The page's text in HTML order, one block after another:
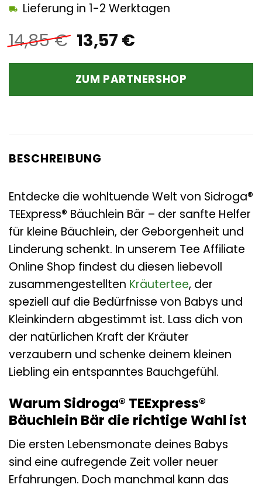
14,85€ Ursprünglicher
Preis
war:
14,85 €
13,57 €Aktueller
ist:
13,57 €.
Lieferung in 1-2 Werktagen
ZUM PARTNERSHOP
BESCHREIBUNG
Entdecke die wohltuende Welt von Sidroga®
TEExpress® Bäuchlein Bär – der sanfte Helfer
für kleine Bäuchlein, der Geborgenheit und
Linderung schenkt. In unserem Tee Affiliate
Online Shop findest du diesen liebevoll
zusammengestellten Kräutertee, der
speziell auf die Bedürfnisse von Babys und
Kleinkindern abgestimmt ist. Lass dich von
der natürlichen Kraft der Kräuter
verzaubern und schenke deinem kleinen
Liebling ein entspanntes Bauchgefühl.
Warum Sidroga® TEExpress®
Bäuchlein Bär die richtige Wahl ist
Die ersten Lebensmonate deines Babys
sind eine aufregende Zeit voller neuer
Erfahrungen. Doch manchmal kann das